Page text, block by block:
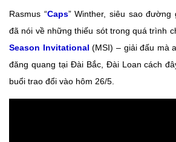
Rasmus “Caps” Winther, siêu sao
đã nói về những thiếu sót trong quá trình
Season Invitational (MSI) – giải đấu mà
đăng quang tại Đài Bắc, Đài Loan cách
buổi trao đổi vào hôm 26/5.